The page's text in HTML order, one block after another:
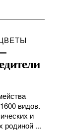
видов.
и
родиной ...